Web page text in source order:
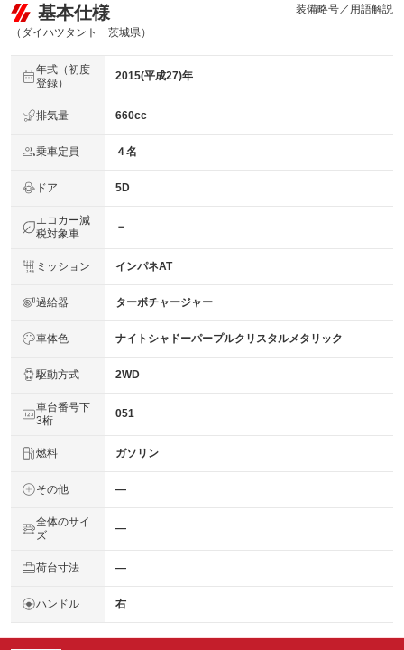
基本仕様
（ダイハツタント 茨城県）
装備略号／用語解説
年式（初度
登録）
2015(平成27)年
排気量 660cc
乗車定員 ４名
ドア 5D
エコカー減
税対象車
－
ミッション インパネAT
過給器 ターボチャージャー
車体色 ナイトシャドーパープルクリスタルメタリック
駆動方式 2WD
車台番号下
3桁
051
燃料 ガソリン
その他 ―
全体のサイ
ズ
―
荷台寸法 ―
ハンドル 右